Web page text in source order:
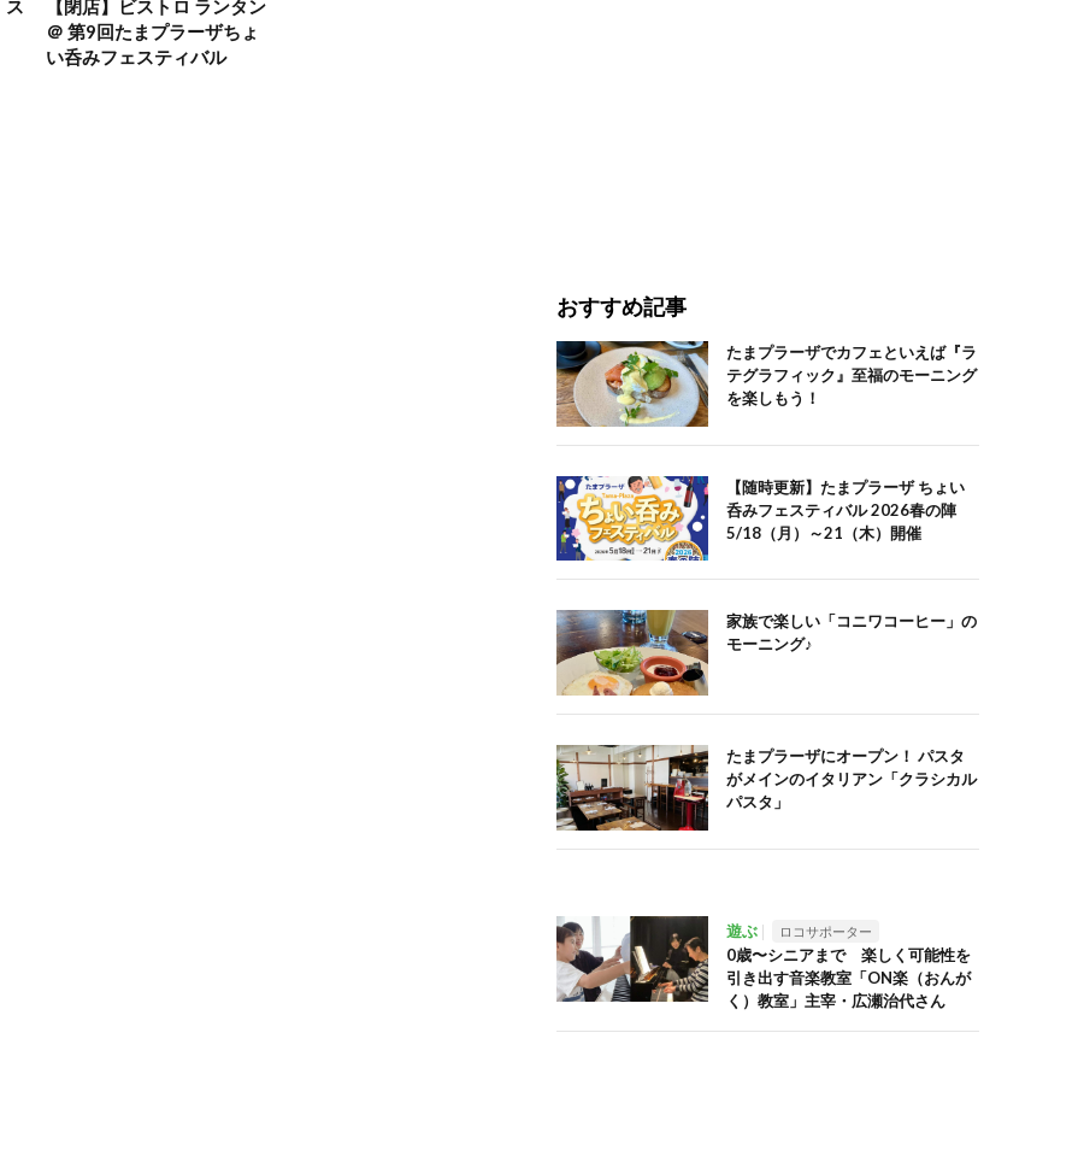
ス
【閉店】ビストロ ランタン
＠ 第9回たまプラーザちょ
い呑みフェスティバル
おすすめ記事
たまプラーザでカフェといえば『ラ
テグラフィック』至福のモーニング
を楽しもう！
【随時更新】たまプラーザ ちょい
呑みフェスティバル 2026春の陣
5/18（月）～21（木）開催
家族で楽しい「コニワコーヒー」の
モーニング♪
たまプラーザにオープン！ パスタ
がメインのイタリアン「クラシカル
パスタ」
遊ぶ ロコサポーター
0歳〜シニアまで 楽しく可能性を
引き出す音楽教室「ON楽（おんが
く）教室」主宰・広瀬治代さん